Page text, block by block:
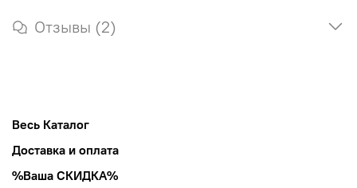
Отзывы (2)
Весь Каталог
Доставка и оплата
%Ваша СКИДКА%